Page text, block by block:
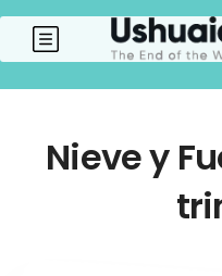
Nieve y